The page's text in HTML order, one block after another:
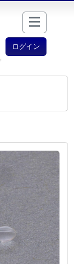
ログイン